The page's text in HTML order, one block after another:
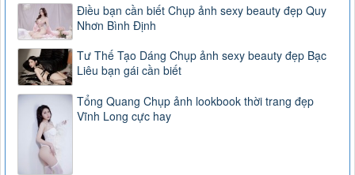
Điều bạn cần biết Chụp ảnh sexy beauty đẹp Quy
Nhơn Bình Định
Tư Thế Tạo Dáng Chụp ảnh sexy beauty đẹp Bạc
Liêu bạn gái cần biết
Tổng Quang Chụp ảnh lookbook thời trang đẹp
Vĩnh Long cực hay